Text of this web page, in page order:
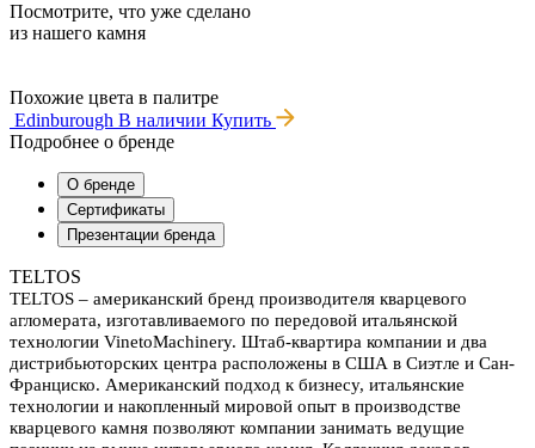
Посмотрите, что уже сделано
из нашего камня
Похожие цвета в палитре
Edinburough В наличии Купить
Подробнее о бренде
О бренде
Сертификаты
Презентации бренда
TELTOS
TELTOS – американский бренд производителя кварцевого
агломерата, изготавливаемого по передовой итальянской
технологии VinetoMachinery. Штаб-квартира компании и два
дистрибьюторских центра расположены в США в Сиэтле и Сан-
Франциско. Американский подход к бизнесу, итальянские
технологии и накопленный мировой опыт в производстве
кварцевого камня позволяют компании занимать ведущие